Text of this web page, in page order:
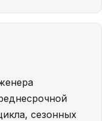
сезонных